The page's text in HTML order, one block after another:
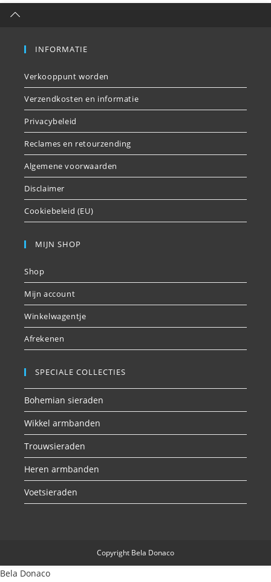
INFORMATIE
Verkooppunt worden
Verzendkosten en informatie
Privacybeleid
Reclames en retourzending
Algemene voorwaarden
Disclaimer
Cookiebeleid (EU)
MIJN SHOP
Shop
Mijn account
Winkelwagentje
Afrekenen
SPECIALE COLLECTIES
Bohemian sieraden
Wikkel armbanden
Trouwsieraden
Heren armbanden
Voetsieraden
Copyright Bela Donaco
Bela Donaco